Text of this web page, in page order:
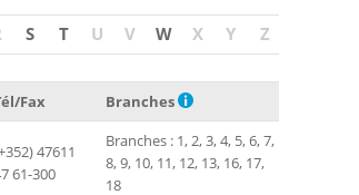
S T U V W X Y Z
Fax Branches
47611
61-300
Branches : 1, 2, 3, 4, 5, 6, 7,
8, 9, 10, 11, 12, 13, 16, 17,
18